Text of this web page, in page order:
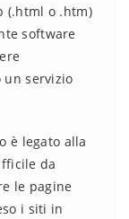
(.html o .htm)
software
un servizio
è legato alla
da
le pagine
i siti in